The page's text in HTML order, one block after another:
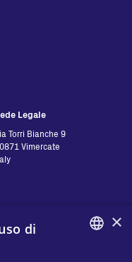
Legale
Torri Bianche 9
Vimercate
×
di